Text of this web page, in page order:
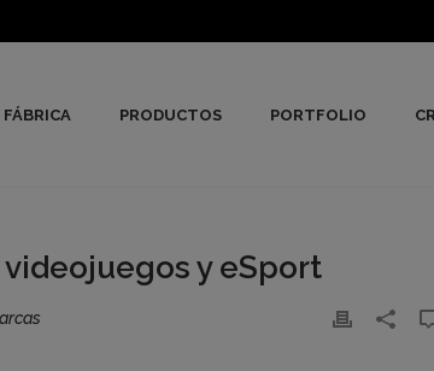
FÁBRICA PRODUCTOS PORTFOLIO
y eSport